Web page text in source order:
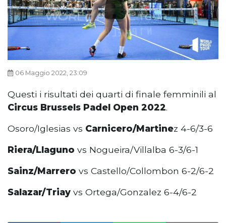
06 Maggio 2022, 23:09
Questi i risultati dei quarti di finale femminili al
Circus Brussels Padel Open 2022.
Osoro/Iglesias vs Carnicero/Martinez 4-6/3-6
Riera/Llaguno vs Nogueira/Villalba 6-3/6-1
Sainz/Marrero vs Castello/Collombon 6-2/6-2
Salazar/Triay vs Ortega/Gonzalez 6-4/6-2